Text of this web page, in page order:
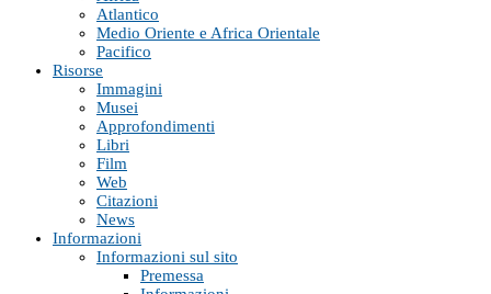
Atlantico
Medio Oriente e Africa Orientale
Pacifico
Risorse
Immagini
Musei
Approfondimenti
Libri
Film
Web
Citazioni
News
Informazioni
Informazioni sul sito
Premessa